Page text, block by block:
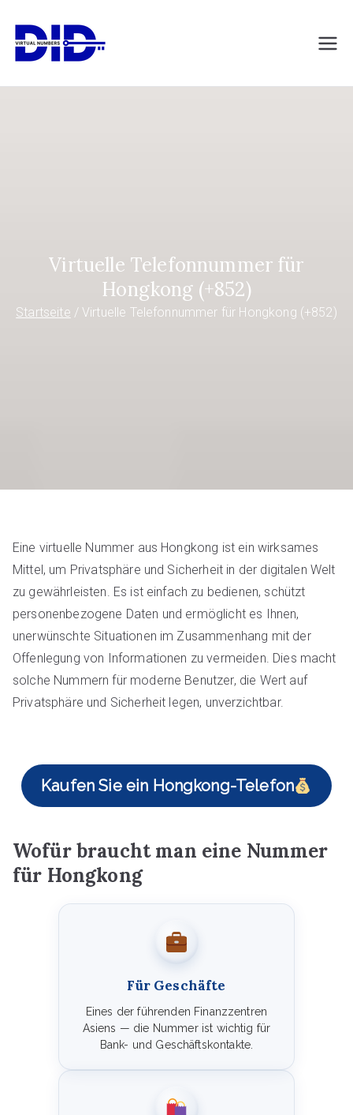
Inhalt
springen
DIDVirtualNumb
Virtuelle Telefonnummer für
Hongkong (+852)
Startseite Virtuelle Telefonnummer für Hongkong (+852)
Eine virtuelle Nummer aus Hongkong ist ein wirksames
Mittel, um Privatsphäre und Sicherheit in der digitalen Welt
zu gewährleisten. Es ist einfach zu bedienen, schützt
personenbezogene Daten und ermöglicht es Ihnen,
unerwünschte Situationen im Zusammenhang mit der
Offenlegung von Informationen zu vermeiden. Dies macht
solche Nummern für moderne Benutzer, die Wert auf
Privatsphäre und Sicherheit legen, unverzichtbar.
Kaufen Sie ein Hongkong-Telefon
Wofür braucht man eine Nummer
für Hongkong
Für Geschäfte
Eines der führenden Finanzzentren
Asiens — die Nummer ist wichtig für
Bank- und Geschäftskontakte.